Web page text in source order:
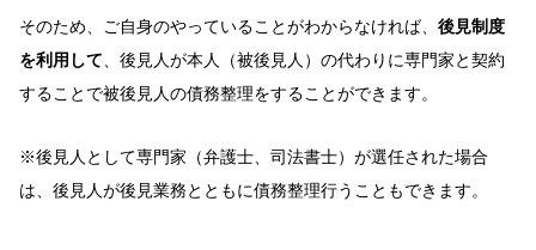
そのため、ご自身のやっていることがわからなければ、 後見制度
を利用して 、後見人が本人（被後見人）の代わりに専門家と契約
することで被後見人の債務整理をすることができます。
※後見人として専門家（弁護士、司法書士）が選任された場合
は、後見人が後見業務とともに債務整理行うこともできます。